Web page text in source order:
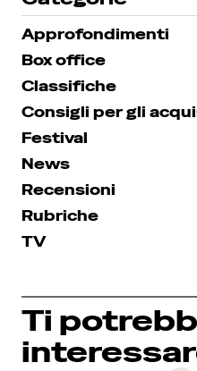
Approfondimenti
Box office
Classifiche
Consigli per gli
Festival
News
Recensioni
Rubriche
TV
Ti